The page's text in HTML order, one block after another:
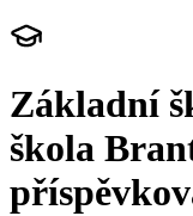
Základní
škola